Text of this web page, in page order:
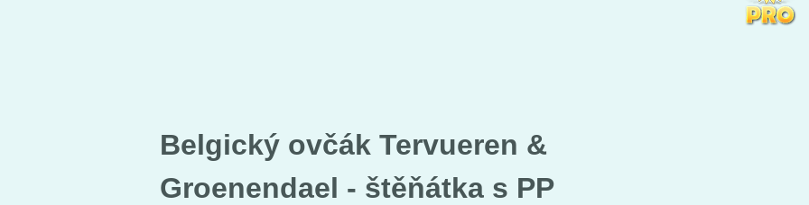
Belgický ovčák Tervueren &
Groenendael - štěňátka s PP